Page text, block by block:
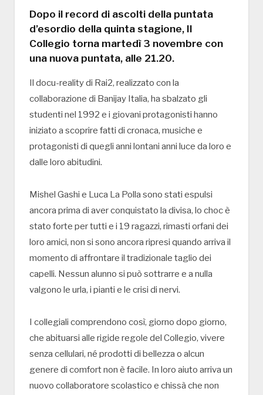
Dopo il record di ascolti della puntata
d’esordio della quinta stagione, Il
Collegio torna martedì 3 novembre con
una nuova puntata, alle 21.20.
Il docu-reality di Rai2, realizzato con la
collaborazione di Banijay Italia, ha sbalzato gli
studenti nel 1992 e i giovani protagonisti hanno
iniziato a scoprire fatti di cronaca, musiche e
protagonisti di quegli anni lontani anni luce da loro e
dalle loro abitudini.
Mishel Gashi e Luca La Polla sono stati espulsi
ancora prima di aver conquistato la divisa, lo choc è
stato forte per tutti e i 19 ragazzi, rimasti orfani dei
loro amici, non si sono ancora ripresi quando arriva il
momento di affrontare il tradizionale taglio dei
capelli. Nessun alunno si può sottrarre e a nulla
valgono le urla, i pianti e le crisi di nervi.
I collegiali comprendono così, giorno dopo giorno,
che abituarsi alle rigide regole del Collegio, vivere
senza cellulari, né prodotti di bellezza o alcun
genere di comfort non è facile. In loro aiuto arriva un
nuovo collaboratore scolastico e chissà che non